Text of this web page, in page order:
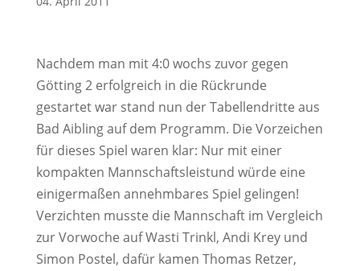
Nachdem man mit 4:0 wochs zuvor gegen
Götting 2 erfolgreich in die Rückrunde
gestartet war stand nun der Tabellendritte aus
Bad Aibling auf dem Programm. Die Vorzeichen
für dieses Spiel waren klar: Nur mit einer
kompakten Mannschaftsleistund würde eine
einigermaßen annehmbares Spiel gelingen!
Verzichten musste die Mannschaft im Vergleich
zur Vorwoche auf Wasti Trinkl, Andi Krey und
Simon Postel, dafür kamen Thomas Retzer,